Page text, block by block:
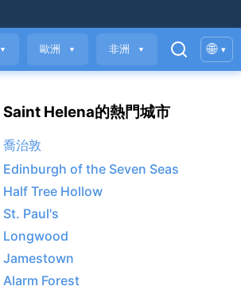
▼ 歐洲 ▼ 非洲 ▼ 🌐 ▾
Saint Helena的熱門城市
喬治敦
Edinburgh of the Seven Seas
Half Tree Hollow
St. Paul's
Longwood
Jamestown
Alarm Forest